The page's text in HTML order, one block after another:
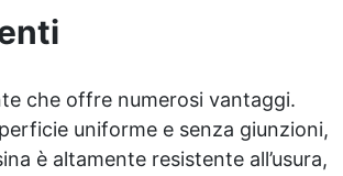
che offre numerosi vantaggi.
uniforme e senza giunzioni,
è altamente resistente all’usura,